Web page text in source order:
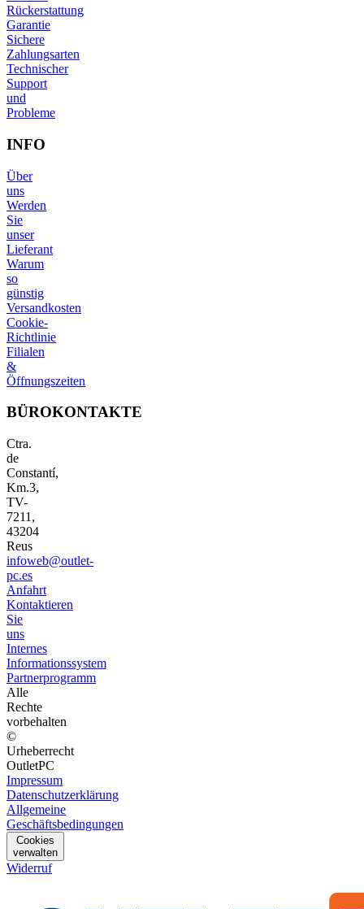
Rückerstattung
Garantie
Sichere
Zahlungsarten
Technischer
Support
und
Probleme
INFO
Über
uns
Werden
Sie
unser
Lieferant
Warum
so
günstig
Versandkosten
Cookie-
Richtlinie
Filialen
&
Öffnungszeiten
BÜROKONTAKTE
Ctra.
de
Constantí,
Km.3,
TV-
7211,
43204
Reus
infoweb@outlet-
pc.es
Anfahrt
Kontaktieren
Sie
uns
Internes
Informationssystem
Partnerprogramm
Alle
Rechte
vorbehalten
©
Urheberrecht
OutletPC
Impressum
Datenschutzerklärung
Allgemeine
Geschäftsbedingungen
Cookies
verwalten
Widerruf